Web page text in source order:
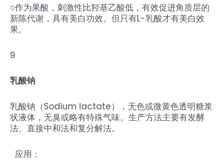
○作为果酸，刺激性比羟基乙酸低，有效促进角质层的
新陈代谢，具有美白功效。但只有L-乳酸才有美白效
果。
9
乳酸钠
乳酸钠（Sodium lactate），无色或微黄色透明糖浆
状液体，无臭或略有特殊气味。生产方法主要有发酵
法、直接中和法和复分解法。
应用：